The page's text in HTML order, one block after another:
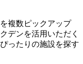
複数ピックアップ
デンを活用いただく
ったりの施設を探す